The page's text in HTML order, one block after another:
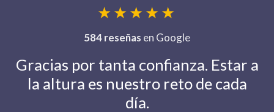
★★★★★
584 reseñas en Google
Gracias por tanta confianza. Estar a
la altura es nuestro reto de cada
día.